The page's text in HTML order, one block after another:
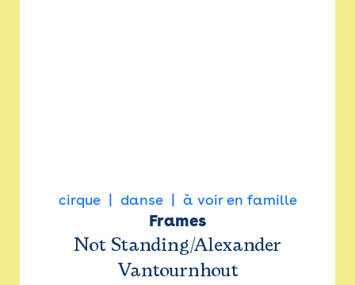
cirque danse à voir en famille
Frames
Not Standing/Alexander
Vantournhout